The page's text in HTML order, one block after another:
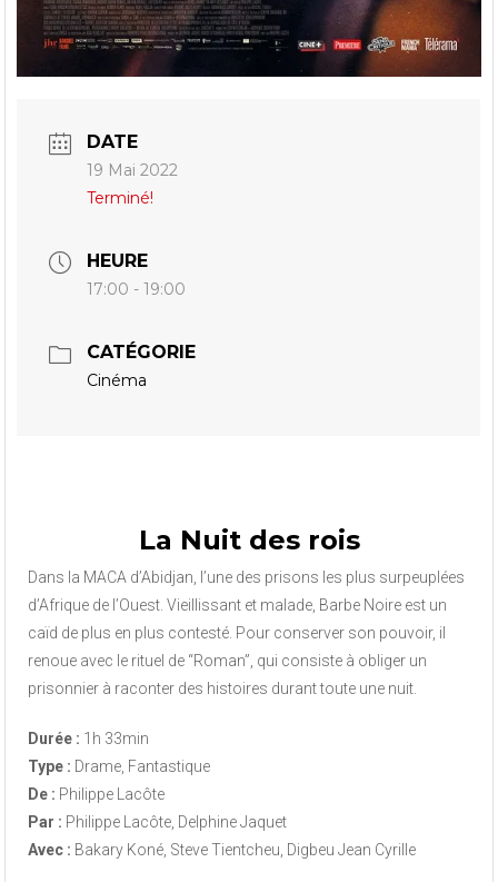
DATE
19 Mai 2022
Terminé!
HEURE
17:00 - 19:00
CATÉGORIE
Cinéma
La Nuit des rois
Dans la MACA d’Abidjan, l’une des prisons les plus surpeuplées
d’Afrique de l’Ouest. Vieillissant et malade, Barbe Noire est un
caïd de plus en plus contesté. Pour conserver son pouvoir, il
renoue avec le rituel de “Roman”, qui consiste à obliger un
prisonnier à raconter des histoires durant toute une nuit.
Durée : 1h 33min
Type : Drame, Fantastique
De : Philippe Lacôte
Par : Philippe Lacôte, Delphine Jaquet
Avec : Bakary Koné, Steve Tientcheu, Digbeu Jean Cyrille